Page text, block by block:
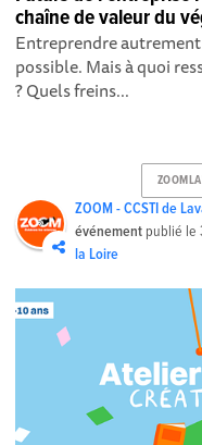
chaîne de valeur du
Entreprendre
possible. Mais à quoi
? Quels freins...
ZOOM - CCSTI de
événement publié le
la Loire